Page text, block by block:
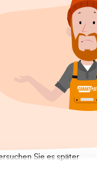
Sie es später